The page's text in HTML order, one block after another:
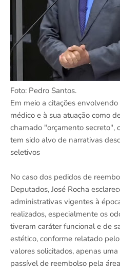
Foto: Pedro Santos.
Em meio a citações
médico e à sua atuação como
chamado "orçamento secreto",
tem sido alvo de narrativas
seletivos
No caso dos pedidos de
Deputados, José Rocha
administrativas vigentes à
realizados, especialmente os
tiveram caráter funcional e de
estético, conforme relatado
valores solicitados, apenas
passível de reembolso pela